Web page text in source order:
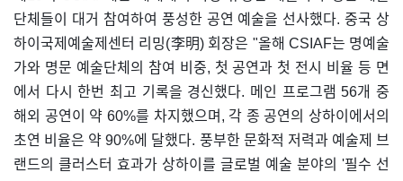
단체들이 대거 참여하여 풍성한 공연 예술을 선사했다. 중국 상
하이국제예술제센터 리밍(李明) 회장은 "올해 CSIAF는 명예술
가와 명문 예술단체의 참여 비중, 첫 공연과 첫 전시 비율 등 면
에서 다시 한번 최고 기록을 경신했다. 메인 프로그램 56개 중
해외 공연이 약 60%를 차지했으며, 각 종 공연의 상하이에서의
초연 비율은 약 90%에 달했다. 풍부한 문화적 저력과 예술제 브
랜드의 클러스터 효과가 상하이를 글로벌 예술 분야의 '필수 선